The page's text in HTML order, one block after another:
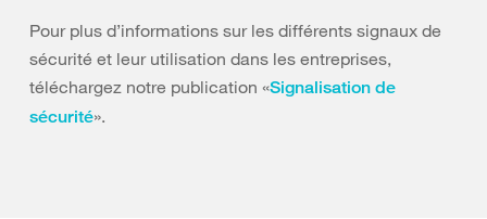
Pour plus d’informations sur les différents signaux de
sécurité et leur utilisation dans les entreprises,
téléchargez notre publication «Signalisation de
sécurité».